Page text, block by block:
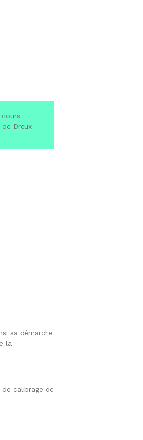
cours
de Dreux
sa démarche
la
de calibrage de